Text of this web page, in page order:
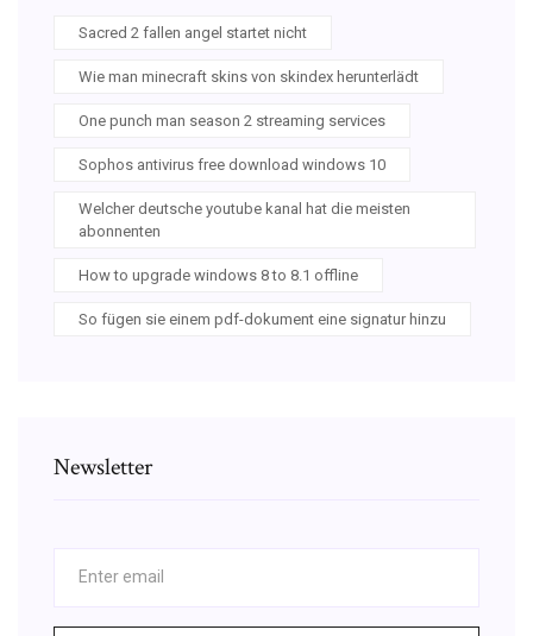
Sacred 2 fallen angel startet nicht
Wie man minecraft skins von skindex herunterlädt
One punch man season 2 streaming services
Sophos antivirus free download windows 10
Welcher deutsche youtube kanal hat die meisten
abonnenten
How to upgrade windows 8 to 8.1 offline
So fügen sie einem pdf-dokument eine signatur hinzu
Newsletter